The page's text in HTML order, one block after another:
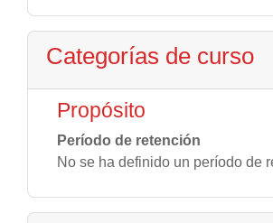
Categorías de curso
Propósito
Período de retención
No se ha definido un período de